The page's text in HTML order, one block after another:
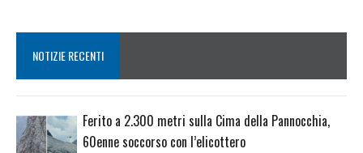
NOTIZIE RECENTI
Ferito a 2.300 metri sulla Cima della Pannocchia,
60enne soccorso con l’elicottero